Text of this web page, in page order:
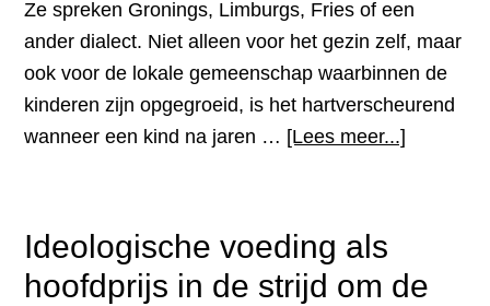
Ze spreken Gronings, Limburgs, Fries of een
ander dialect. Niet alleen voor het gezin zelf, maar
ook voor de lokale gemeenschap waarbinnen de
kinderen zijn opgegroeid, is het hartverscheurend
wanneer een kind na jaren … [Lees meer...]
Ideologische voeding als
hoofdprijs in de strijd om de